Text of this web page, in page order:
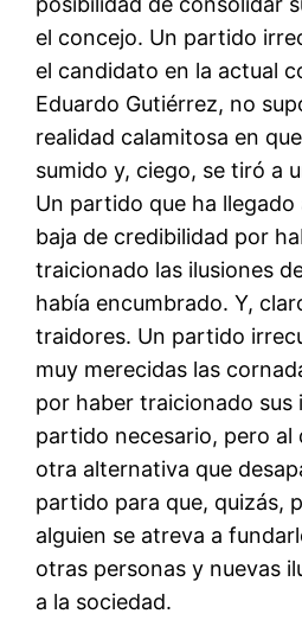
el concejo. Un partido
el candidato en la actual
Eduardo Gutiérrez, no
realidad calamitosa en
sumido y, ciego, se tiró a
Un partido que ha llegado
baja de credibilidad por
traicionado las ilusiones
había encumbrado. Y,
traidores. Un partido
muy merecidas las
por haber traicionado sus
partido necesario, pero al
otra alternativa que
partido para que, quizás,
alguien se atreva a
otras personas y nuevas
a la sociedad.